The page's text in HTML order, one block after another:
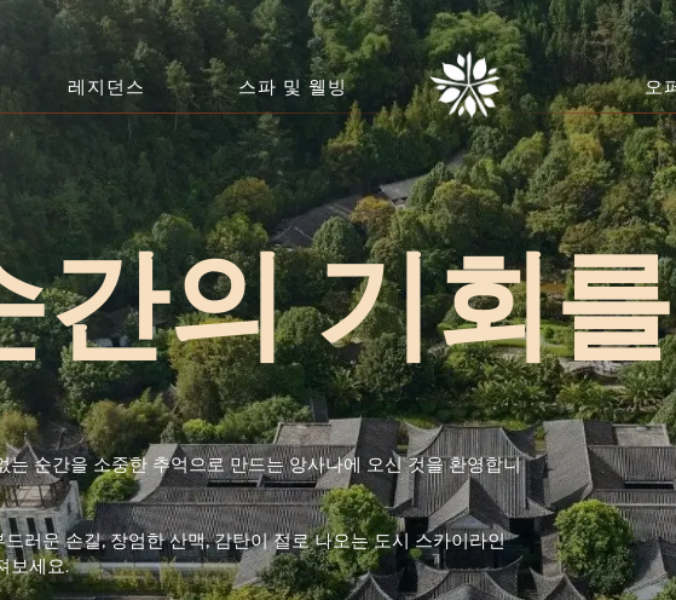
DOMINICAN REPUBLIC
Cap Cana
그리스
코르푸
인도
벵갈루루
INDONESIA
Bogor
말레이시아
페낭
몰디브
벨라바루
멕시코
메리다
MONTENEGRO
Tivat
레지던스 스파 및 웰빙 오
간의 기회
는 순간을 소중한 추억으로 만드는 앙사나에 오신 것을 환영합니
드러운 손길, 장엄한 산맥, 감탄이 절로 나오는 도시 스카이라인
보세요.